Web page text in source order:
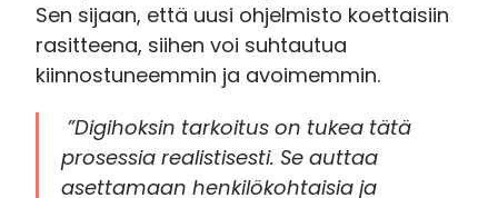
Sen sijaan, että uusi ohjelmisto koettaisiin
rasitteena, siihen voi suhtautua
kiinnostuneemmin ja avoimemmin.
”Digihoksin tarkoitus on tukea tätä
prosessia realistisesti. Se auttaa
asettamaan henkilökohtaisia ja